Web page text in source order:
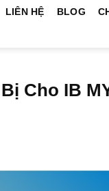
LIÊN HỆ BLOG
Cho IB